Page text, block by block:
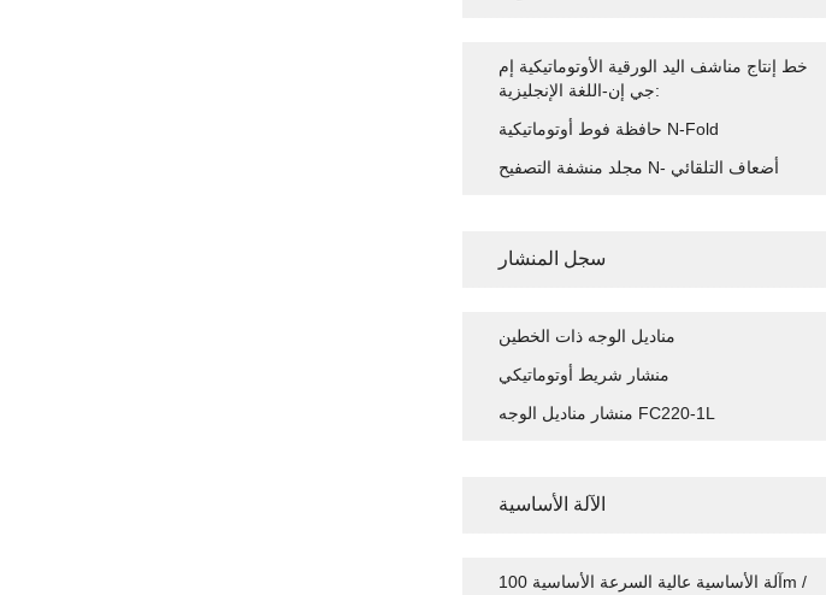
خط إنتاج مناشف اليد الورقية الأوتوماتيكية إم
جي إن-اللغة الإنجليزية:
حافظة فوط أوتوماتيكية N-Fold
مجلد منشفة التصفيح N- أضعاف التلقائي
سجل المنشار
مناديل الوجه ذات الخطين
منشار شريط أوتوماتيكي
منشار مناديل الوجه FC220-1L
الآلة الأساسية
آلة الأساسية عالية السرعة الأساسية 100m /